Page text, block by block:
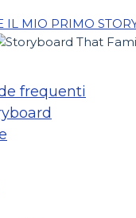
IL MIO PRIMO
frequenti